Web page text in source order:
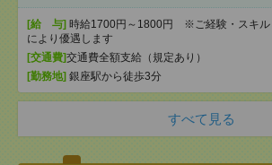
[給 与] 時給1700円～1800円 ※ご経験・スキル
により優遇します
[交通費]交通費全額支給（規定あり）
[勤務地] 銀座駅から徒歩3分
すべて見る